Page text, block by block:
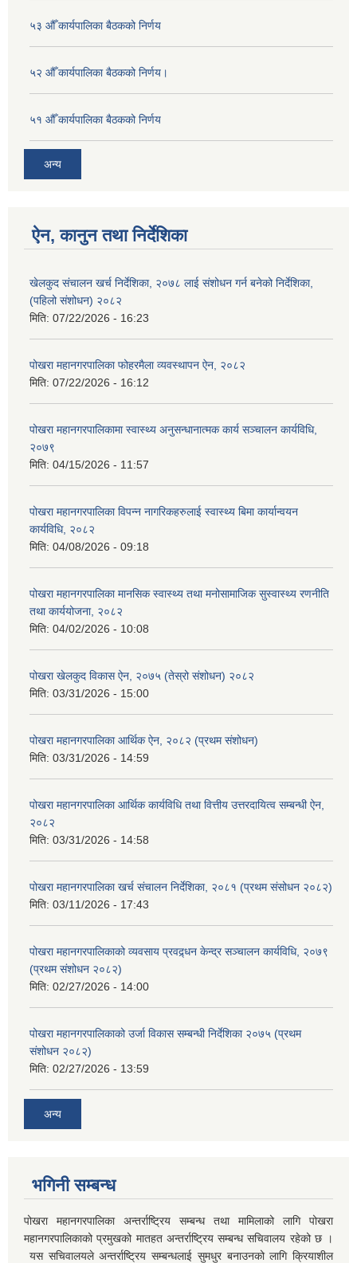
५३ औँ कार्यपालिका बैठकको निर्णय
५२ औँ कार्यपालिका बैठकको निर्णय।
५१ औँ कार्यपालिका बैठकको निर्णय
अन्य
ऐन, कानुन तथा निर्देशिका
खेलकुद संचालन खर्च निर्देशिका, २०७८ लाई संशोधन गर्न बनेको निर्देशिका,
(पहिलो संशोधन) २०८२
मिति: 07/22/2026 - 16:23
पोखरा महानगरपालिका फोहरमैला व्यवस्थापन ऐन, २०८२
मिति: 07/22/2026 - 16:12
पोखरा महानगरपालिकामा स्वास्थ्य अनुसन्धानात्मक कार्य सञ्चालन कार्यविधि,
२०७९
मिति: 04/15/2026 - 11:57
पोखरा महानगरपालिका विपन्न नागरिकहरुलाई स्वास्थ्य बिमा कार्यान्वयन
कार्यविधि, २०८२
मिति: 04/08/2026 - 09:18
पोखरा महानगरपालिका मानसिक स्वास्थ्य तथा मनोसामाजिक सुस्वास्थ्य रणनीति
तथा कार्ययोजना, २०८२
मिति: 04/02/2026 - 10:08
पोखरा खेलकुद विकास ऐन, २०७५ (तेस्रो संशोधन) २०८२
मिति: 03/31/2026 - 15:00
पोखरा महानगरपालिका आर्थिक ऐन, २०८२ (प्रथम संशोधन)
मिति: 03/31/2026 - 14:59
पोखरा महानगरपालिका आर्थिक कार्यविधि तथा वित्तीय उत्तरदायित्व सम्बन्धी ऐन,
२०८२
मिति: 03/31/2026 - 14:58
पोखरा महानगरपालिका खर्च संचालन निर्देशिका, २०८१ (प्रथम संसोधन २०८२)
मिति: 03/11/2026 - 17:43
पोखरा महानगरपालिकाको व्यवसाय प्रवद्र्धन केन्द्र सञ्चालन कार्यविधि, २०७९
(प्रथम संशोधन २०८२)
मिति: 02/27/2026 - 14:00
पोखरा महानगरपालिकाको उर्जा विकास सम्बन्धी निर्देशिका २०७५ (प्रथम
संशोधन २०८२)
मिति: 02/27/2026 - 13:59
अन्य
भगिनी सम्बन्ध
पोखरा महानगरपालिका अन्तर्राष्ट्रिय सम्बन्ध तथा मामिलाको लागि पोखरा
महानगरपालिकाको प्रमुखको मातहत अन्तर्राष्ट्रिय सम्बन्ध सचिवालय रहेको छ ।
यस सचिवालयले अन्तर्राष्ट्रिय सम्बन्धलाई सुमधुर बनाउनको लागि क्रियाशील